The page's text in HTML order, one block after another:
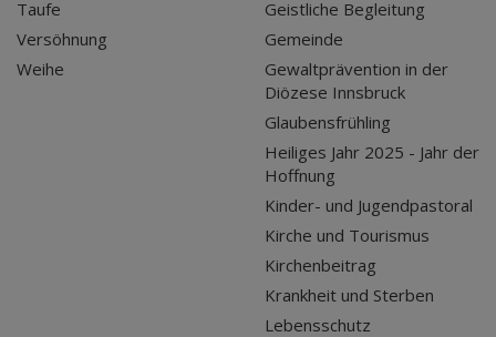
Taufe
Versöhnung
Weihe
Geistliche Begleitung
Gemeinde
Gewaltprävention in der
Diözese Innsbruck
Glaubensfrühling
Heiliges Jahr 2025 - Jahr der
Hoffnung
Kinder- und Jugendpastoral
Kirche und Tourismus
Kirchenbeitrag
Krankheit und Sterben
Lebensschutz